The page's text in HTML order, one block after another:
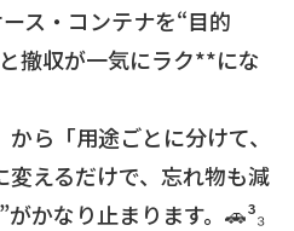
ス・コンテナを“目的
撤収が一気にラク**にな
ら「用途ごとに分けて、
えるだけで、忘れ物も減
かなり止まります。🚗³₃